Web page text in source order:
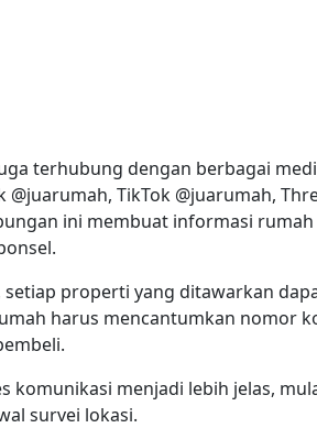
terhubung dengan berbagai
@juarumah, TikTok @juarumah,
ini membuat informasi
setiap properti yang ditawarkan
harus mencantumkan nomor
komunikasi menjadi lebih jelas,
survei lokasi.